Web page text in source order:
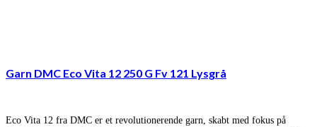
Garn DMC Eco Vita 12 250 G Fv 121 Lysgrå
Eco Vita 12 fra DMC er et revolutionerende garn, skabt med fokus på